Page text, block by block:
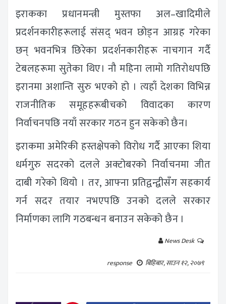
इराकका प्रधानमन्त्री मुस्तफा अल–खादिमीले
प्रदर्शनकारीहरूलाई संसद् भवन छोड्न आग्रह गरेका
छन् भवनभित्र छिरेका प्रदर्शनकारीहरू नाचगान गर्दै
टेबलहरूमा सुतेका थिए। नौ महिना लामो गतिरोधपछि
इरानमा अशान्ति सुरु भएको हो । त्यहाँ देशका विभिन्न
राजनीतिक समूहहरूबीचको विवादका कारण
निर्वाचनपछि नयाँ सरकार गठन हुन सकेको छैन।
इराकमा अमेरिकी हस्तक्षेपको विरोध गर्दै आएका शिया
धर्मगुरु सदरको दलले अक्टोबरको निर्वाचनमा जीत
दाबी गरेको थियो । तर, आफ्ना प्रतिद्वन्द्वीसँग सहकार्य
गर्न सदर तयार नभएपछि उनको दलले सरकार
निर्माणका लागि गठबन्धन बनाउन सकेको छैन ।
News Desk
response
बिहिबार, साउन १२, २०७९